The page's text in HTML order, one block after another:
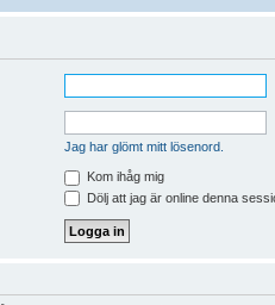
Jag har glömt mitt lösenord.
Kom ihåg mig
Dölj att jag är online denna